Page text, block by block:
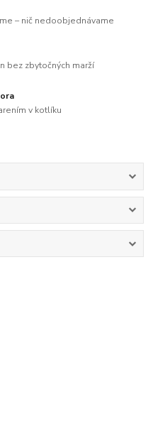
– nič nedoobjednávame
bez zbytočných marží
v kotlíku